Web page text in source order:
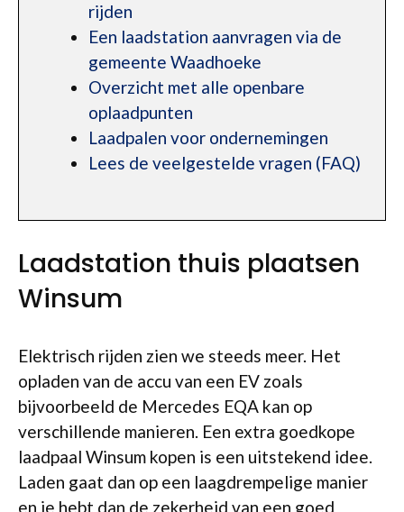
rijden
Een laadstation aanvragen via de
gemeente Waadhoeke
Overzicht met alle openbare
oplaadpunten
Laadpalen voor ondernemingen
Lees de veelgestelde vragen (FAQ)
Laadstation thuis plaatsen
Winsum
Elektrisch rijden zien we steeds meer. Het
opladen van de accu van een EV zoals
bijvoorbeeld de Mercedes EQA kan op
verschillende manieren. Een extra goedkope
laadpaal Winsum kopen is een uitstekend idee.
Laden gaat dan op een laagdrempelige manier
en je hebt dan de zekerheid van een goed